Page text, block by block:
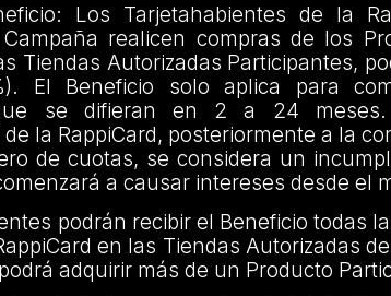
Los Tarjetahabientes de la
realicen compras de los
Tiendas Autorizadas Participantes,
El Beneficio solo aplica para
que se difieran en 2 a 24
la RappiCard, posteriormente a la
de cuotas, se considera un
a causar intereses desde el
podrán recibir el Beneficio todas
en las Tiendas Autorizadas
adquirir más de un Producto